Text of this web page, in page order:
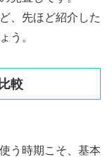
、先ほど紹介した
う。
較
う時期こそ、基本